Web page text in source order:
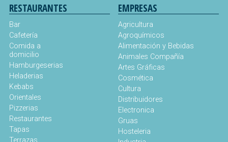
RESTAURANTES
Bar
Cafetería
Comida a
domicilio
Hamburgeserias
Heladerias
Kebabs
Orientales
Pizzerias
Restaurantes
Tapas
Terrazas
EMPRESAS
Agricultura
Agroquímicos
Alimentación y Bebidas
Animales Compañía
Artes Gráficas
Cosmética
Cultura
Distribuidores
Electronica
Gruas
Hosteleria